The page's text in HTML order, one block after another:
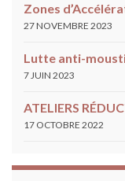
Zones
27 NOVEMBRE 2023
Lutte anti-
7 JUIN 2023
ATELIERS
17 OCTOBRE 2022